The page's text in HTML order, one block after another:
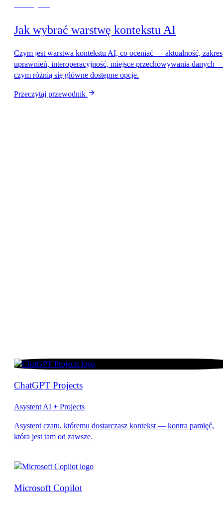
Jak wybrać warstwę kontekstu AI
Czym jest warstwa kontekstu AI, co oceniać — aktualność, zakres
uprawnień, interoperacyjność, miejsce przechowywania danych
czym różnią się główne dostępne opcje.
ChatGPT Projects
Asystent AI + Projects
Microsoft Copilot